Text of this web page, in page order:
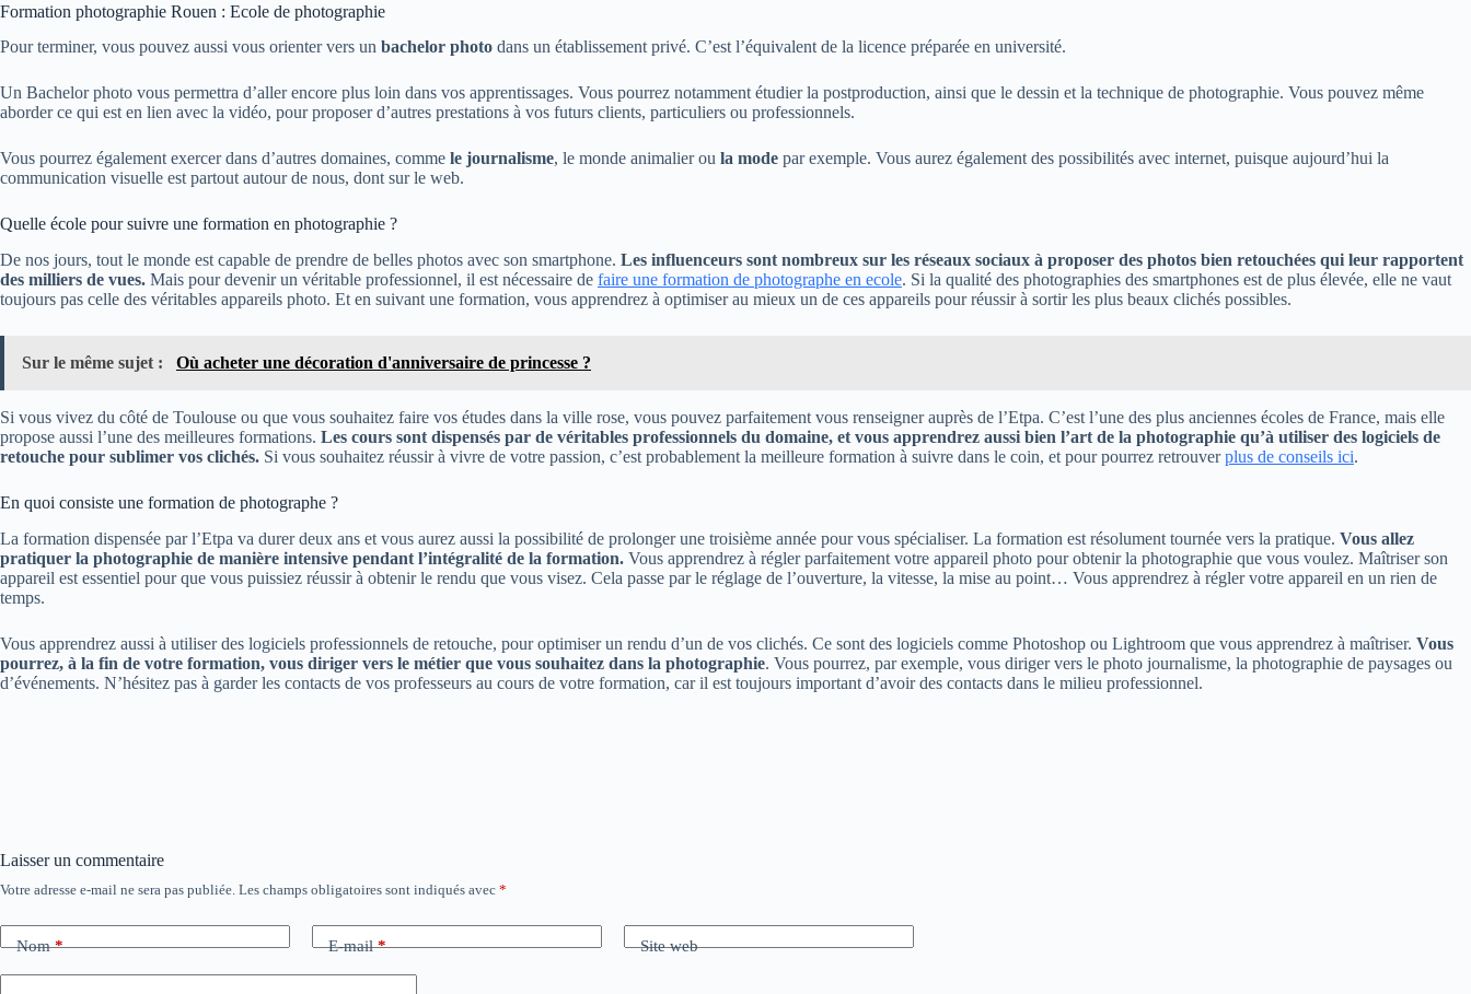
Formation photographie Rouen : Ecole de photographie
Pour terminer, vous pouvez aussi vous orienter vers un bachelor photo dans un établissement privé. C’est l’équivalent de la licence préparée en université.
Un Bachelor photo vous permettra d’aller encore plus loin dans vos apprentissages. Vous pourrez notamment étudier la postproduction, ainsi que le dessin et la technique de photographie. Vous pouvez même
aborder ce qui est en lien avec la vidéo, pour proposer d’autres prestations à vos futurs clients, particuliers ou professionnels.
Vous pourrez également exercer dans d’autres domaines, comme le journalisme, le monde animalier ou la mode par exemple. Vous aurez également des possibilités avec internet, puisque aujourd’hui la
communication visuelle est partout autour de nous, dont sur le web.
Quelle école pour suivre une formation en photographie ?
De nos jours, tout le monde est capable de prendre de belles photos avec son smartphone. Les influenceurs sont nombreux sur les réseaux sociaux à proposer des photos bien retouchées qui leur rapportent
des milliers de vues. Mais pour devenir un véritable professionnel, il est nécessaire de faire une formation de photographe en ecole. Si la qualité des photographies des smartphones est de plus élevée, elle ne vaut
toujours pas celle des véritables appareils photo. Et en suivant une formation, vous apprendrez à optimiser au mieux un de ces appareils pour réussir à sortir les plus beaux clichés possibles.
Sur le même sujet : Où acheter une décoration d'anniversaire de princesse ?
Si vous vivez du côté de Toulouse ou que vous souhaitez faire vos études dans la ville rose, vous pouvez parfaitement vous renseigner auprès de l’Etpa. C’est l’une des plus anciennes écoles de France, mais elle
propose aussi l’une des meilleures formations. Les cours sont dispensés par de véritables professionnels du domaine, et vous apprendrez aussi bien l’art de la photographie qu’à utiliser des logiciels de
retouche pour sublimer vos clichés. Si vous souhaitez réussir à vivre de votre passion, c’est probablement la meilleure formation à suivre dans le coin, et pour pourrez retrouverplus de conseils ici.
En quoi consiste une formation de photographe ?
La formation dispensée par l’Etpa va durer deux ans et vous aurez aussi la possibilité de prolonger une troisième année pour vous spécialiser. La formation est résolument tournée vers la pratique. Vous allez
pratiquer la photographie de manière intensive pendant l’intégralité de la formation. Vous apprendrez à régler parfaitement votre appareil photo pour obtenir la photographie que vous voulez. Maîtriser son
appareil est essentiel pour que vous puissiez réussir à obtenir le rendu que vous visez. Cela passe par le réglage de l’ouverture, la vitesse, la mise au point… Vous apprendrez à régler votre appareil en un rien de
temps.
Vous apprendrez aussi à utiliser des logiciels professionnels de retouche, pour optimiser un rendu d’un de vos clichés. Ce sont des logiciels comme Photoshop ou Lightroom que vous apprendrez à maîtriser. Vous
pourrez, à la fin de votre formation, vous diriger vers le métier que vous souhaitez dans la photographie. Vous pourrez, par exemple, vous diriger vers le photo journalisme, la photographie de paysages ou
d’événements. N’hésitez pas à garder les contacts de vos professeurs au cours de votre formation, car il est toujours important d’avoir des contacts dans le milieu professionnel.
Laisser un commentaire
Votre adresse e-mail ne sera pas publiée. Les champs obligatoires sont indiqués avec *
Nom* E-mail* Site web